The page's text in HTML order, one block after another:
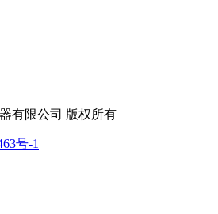
有限公司 版权所有
号-1